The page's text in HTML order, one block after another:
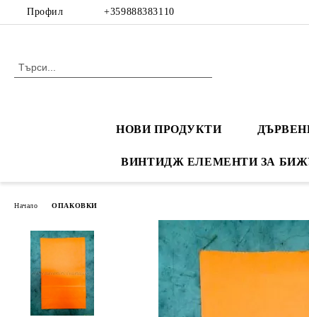
Профил +359888383110
НОВИ ПРОДУКТИ
ВИНТИДЖ ЕЛЕМЕНТИ ЗА
Начало ОПАКОВКИ